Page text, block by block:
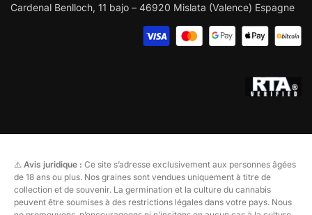
Cardenal Benlloch, 11 bajo – 46920 Mislata (Valence) Espagne
⚠️ Avis juridique : Ce site s’adresse exclusivement aux personnes âgées
de 18 ans ou plus. Nos graines sont vendues uniquement à titre de
collection et de souvenir. La germination et la culture du cannabis
peuvent être soumises à des restrictions légales dans votre pays. Nous